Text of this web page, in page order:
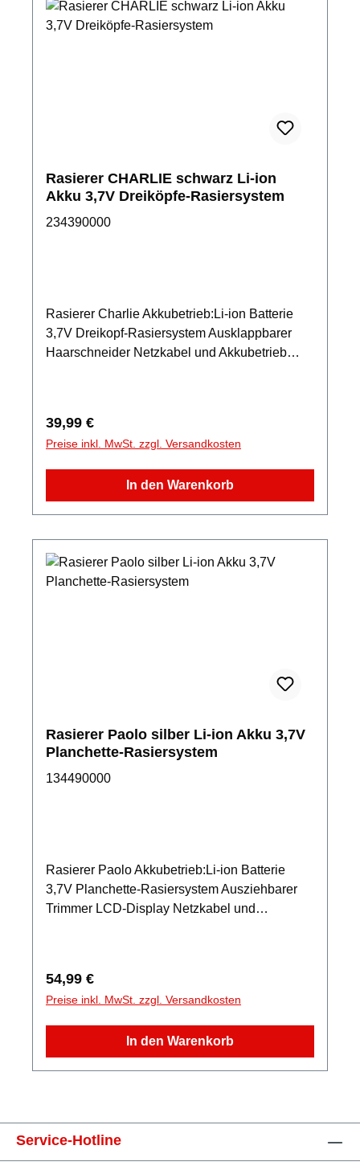
Rasierer CHARLIE schwarz Li-ion
Akku 3,7V Dreiköpfe-Rasiersystem
234390000
Rasierer Charlie Akkubetrieb:Li-ion Batterie
3,7V Dreikopf-Rasiersystem Ausklappbarer
Haarschneider Netzkabel und Akkubetrieb
Regulärer Preis:
39,99 €
Preise inkl. MwSt. zzgl. Versandkosten
In den Warenkorb
Rasierer Paolo silber Li-ion Akku 3,7V
Planchette-Rasiersystem
134490000
Rasierer Paolo Akkubetrieb:Li-ion Batterie
3,7V Planchette-Rasiersystem Ausziehbarer
Trimmer LCD-Display Netzkabel und
Zubehör:Reinigungsbürste, Reiseetui,
Netzkabel
Regulärer Preis:
54,99 €
Preise inkl. MwSt. zzgl. Versandkosten
In den Warenkorb
Service-Hotline